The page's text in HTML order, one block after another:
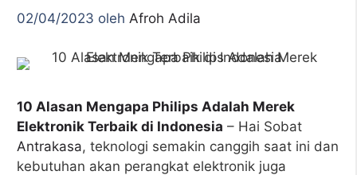
02/04/2023 oleh Afroh Adila
10 Alasan Mengapa Philips Adalah Merek
Elektronik Terbaik di Indonesia – Hai Sobat
Antrakasa, teknologi semakin canggih saat ini dan
kebutuhan akan perangkat elektronik juga